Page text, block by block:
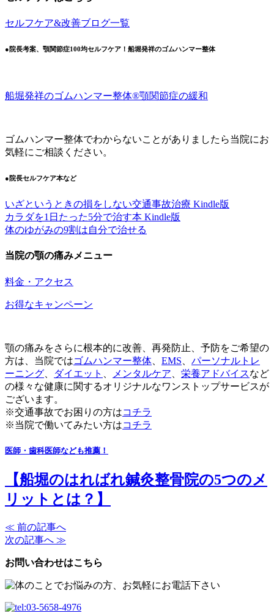
セルフケア&改善ブログ一覧
●院長考案、顎関節症100均セルフケア！船堀発祥のゴムハンマー整体
船堀発祥のゴムハンマー整体®︎顎関節症の緩和
ゴムハンマー整体でわからないことがありましたら当院にお
気軽にご相談ください。
●院長セルフケア本など
いざというときの損をしない交通事故治療 Kindle版
カラダを1日たった5分で治す本 Kindle版
体のゆがみの9割は自分で治せる
当院の顎の痛みメニュー
料金・アクセス
お得なキャンペーン
顎の痛みをさらに根本的に改善、再発防止、予防をご希望の
方は、当院ではゴムハンマー整体 EMS
パーソナルトレ
ーニング
ダイエット メンタルケア 栄養アドバイスなど
の様々な健康に関するオリジナルなワンストップサービスが
ございます。
※交通事故でお困りの方はコチラ
※当院で働いてみたい方はコチラ
医師・歯科医師なども推薦！
【船堀のはればれ鍼灸整骨院の5つのメ
リットとは？】
≪ 前の記事へ
次の記事へ ≫
お問い合わせはこちら